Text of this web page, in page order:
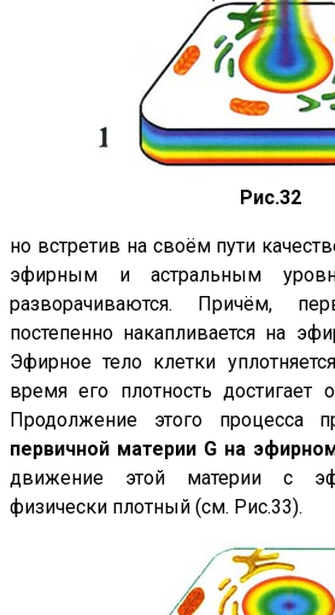
Рис.32
но встретив на своём пути
эфирным и астральным
разворачиваются. Причём,
постепенно накапливается на
Эфирное тело клетки
время его плотность достигает
Продолжение этого процесса
первичной материи G на
движение этой материи с
физически плотный (см. Рис.33).